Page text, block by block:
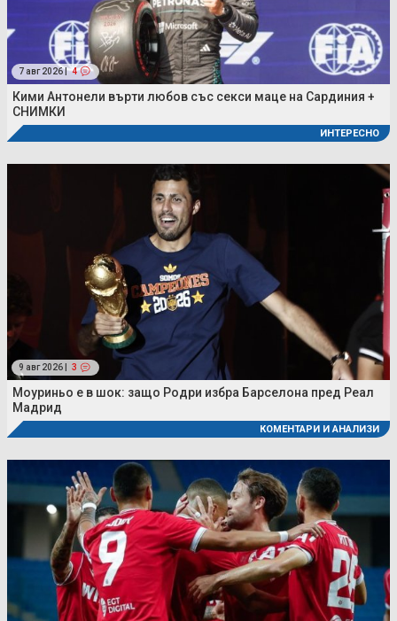
7 авг 2026 | 4
Кими Антонели върти любов със секси маце на Сардиния +
СНИМКИ
ИНТЕРЕСНО
9 авг 2026 | 3
Моуриньо е в шок: защо Родри избра Барселона пред Реал
Мадрид
КОМЕНТАРИ И АНАЛИЗИ